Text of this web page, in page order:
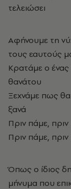
τελειώσει
Αφήνουμε τη
τους εαυτούς
Κρατάμε ο ένας
θανάτου
Ξεχνάμε πως
ξανά
Πριν πάμε,
Πριν πάμε, πριν
Όπως ο ίδιος
μήνυμα που